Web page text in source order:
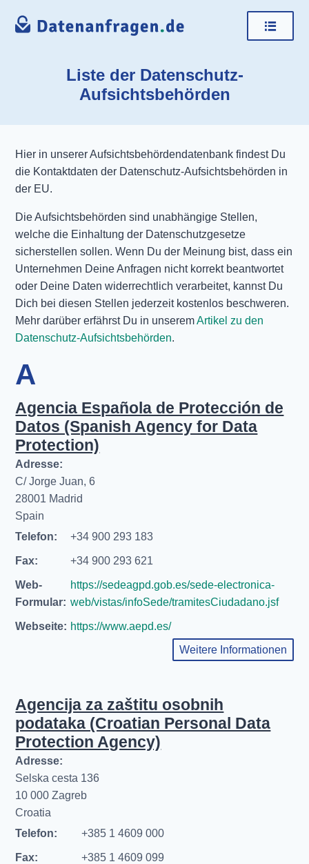
Liste der Datenschutz-
Aufsichtsbehörden
Hier in unserer Aufsichtsbehördendatenbank findest Du
die Kontaktdaten der Datenschutz-Aufsichtsbehörden in
der EU.
Die Aufsichtsbehörden sind unabhängige Stellen,
welche die Einhaltung der Datenschutzgesetze
sicherstellen sollen. Wenn Du der Meinung bist, dass ein
Unternehmen Deine Anfragen nicht korrekt beantwortet
oder Deine Daten widerrechtlich verarbeitet, kannst Du
Dich bei diesen Stellen jederzeit kostenlos beschweren.
Mehr darüber erfährst Du in unseremArtikel zu den
Datenschutz-Aufsichtsbehörden.
A
Agencia Española de Protección de
Datos (Spanish Agency for Data
Protection)
Adresse:
C/ Jorge Juan, 6
28001 Madrid
Spain
Telefon:
+34 900 293 183
Fax: +34 900 293 621
Web-
Formular:
https://sedeagpd.gob.es/sede-electronica-
web/vistas/infoSede/tramitesCiudadano.jsf
Webseite: https://www.aepd.es/
Weitere Informationen
Agencija za zaštitu osobnih
podataka (Croatian Personal Data
Protection Agency)
Adresse:
Selska cesta 136
10 000 Zagreb
Croatia
Telefon:
+385 1 4609 000
Fax: +385 1 4609 099